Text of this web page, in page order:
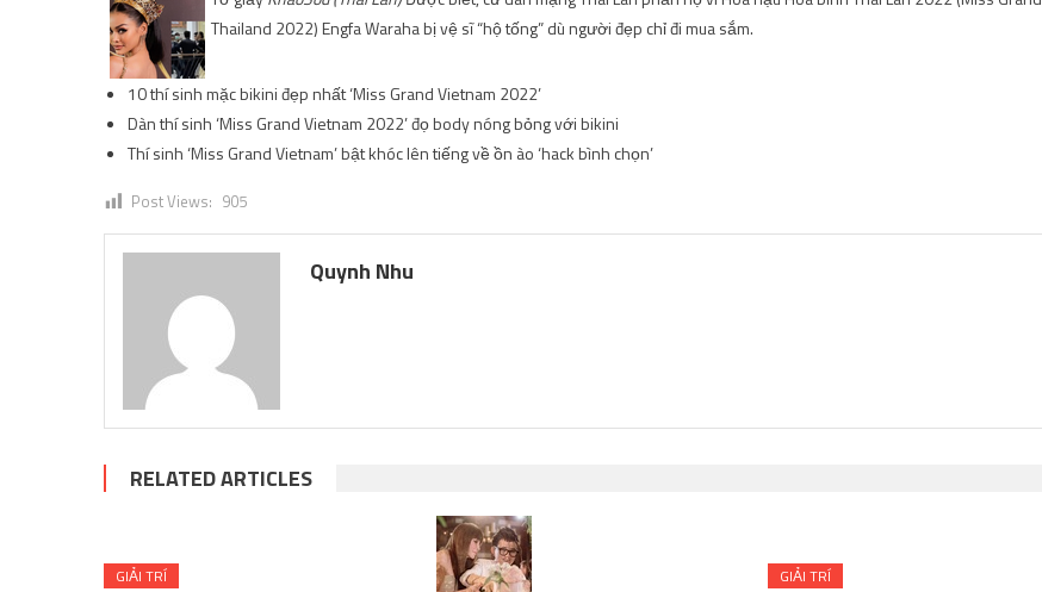
Thailand 2022) Engfa Waraha bị vệ sĩ “hộ tống” dù người đẹp chỉ đi mua sắm.
10 thí sinh mặc bikini đẹp nhất ‘Miss Grand Vietnam 2022’
Dàn thí sinh ‘Miss Grand Vietnam 2022’ đọ body nóng bỏng với bikini
Thí sinh ‘Miss Grand Vietnam’ bật khóc lên tiếng về ồn ào ‘hack bình chọn’
Post Views: 905
Quynh Nhu
RELATED ARTICLES
GIẢI TRÍ GIẢI TRÍ